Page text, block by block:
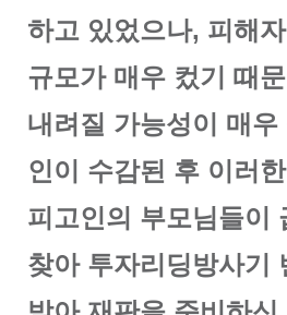
하고 있었으나, 피해
규모가 매우 컸기 때
내려질 가능성이 매
인이 수감된 후 이러
피고인의 부모님들이
찾아 투자리딩방사기